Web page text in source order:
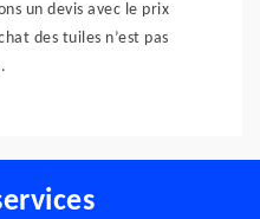
un devis avec le prix
des tuiles n’est pas